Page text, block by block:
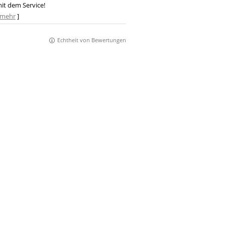
dem Service!
mehr]
Echtheit von Bewertungen